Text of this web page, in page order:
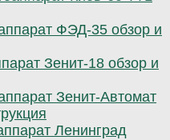
ФЭД-35 обзор и
Зенит-18 обзор и
Зенит-Автомат
Ленинград